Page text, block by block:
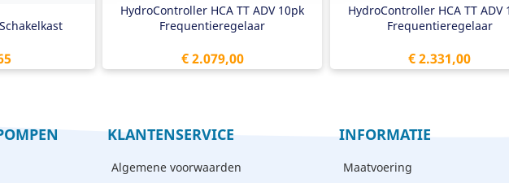
HydroController HCA TT ADV 10pk
Frequentieregelaar
Prijs
€ 2.079,00
HydroController HCA TT ADV
Frequentieregelaar
Prijs
€ 2.331,00
KLANTENSERVICE
Algemene voorwaarden
INFORMATIE
Maatvoering